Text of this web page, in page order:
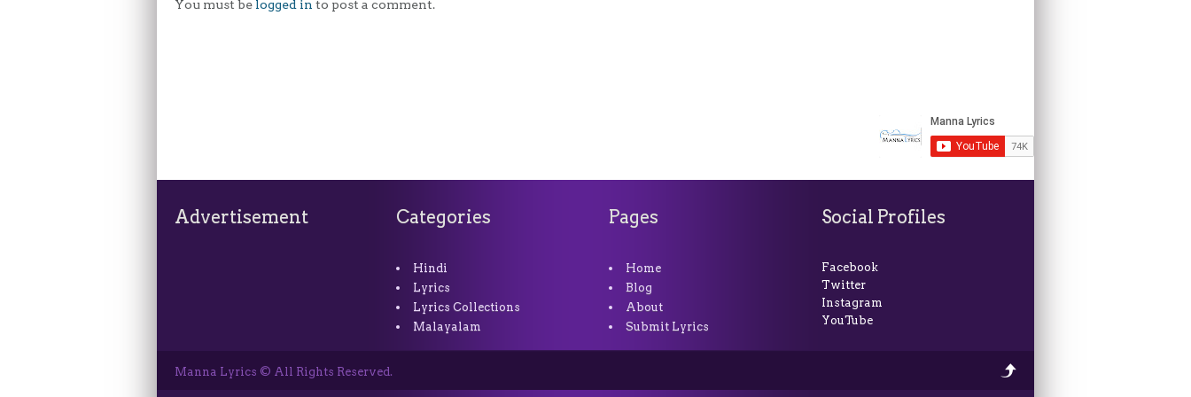
You must be logged in to post a comment.
Advertisement Categories
Hindi
Lyrics
Lyrics Collections
Malayalam
Pages
Home
Blog
About
Submit Lyrics
Social Profiles
Facebook
Twitter
Instagram
YouTube
Manna Lyrics © All Rights Reserved.